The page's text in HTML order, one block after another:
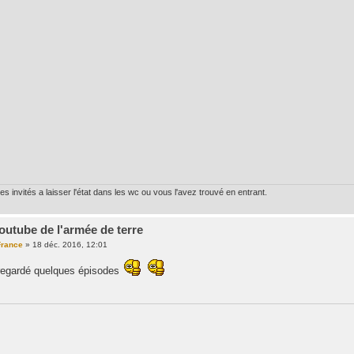
invités a laisser l'état dans les wc ou vous l'avez trouvé en entrant.
de l'armée de terre
» 18 déc. 2016, 12:01
quelques épisodes